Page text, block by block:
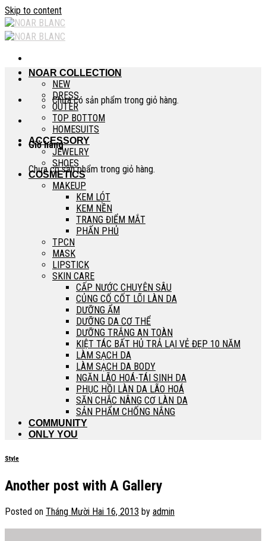
Skip to content
Chưa có sản phẩm trong giỏ hàng.
Giỏ hàng
Chưa có sản phẩm trong giỏ hàng.
NOAR COLLECTION
NEW
DRESS
OUTER
TOP BOTTOM
HOMESUITS
ACCESSORY
JEWELRY
SHOES
COSMETICS
MAKEUP
KEM LÓT
KEM NỀN
TRANG ĐIỂM MẮT
PHẤN PHỦ
TPCN
MASK
LIPSTICK
SKIN CARE
CẤP NƯỚC CHUYÊN SÂU
CỦNG CỐ CỐT LÕI LÀN DA
DƯỠNG ẨM
DƯỠNG DA CƠ THỂ
DƯỠNG TRẮNG AN TOÀN
KIỆT TÁC BẤT HỦ TRẢ LẠI VẺ ĐẸP 10 NĂM
LÀM SẠCH DA
LÀM SẠCH DA BODY
NGĂN LÃO HOÁ-TÁI SINH DA
PHỤC HỒI LÀN DA LÃO HOÁ
SĂN CHẮC NÂNG CƠ LÀN DA
SẢN PHẨM CHỐNG NẮNG
COMMUNITY
ONLY YOU
Style
Another post with A Gallery
Posted on Tháng Mười Hai 16, 2013 by admin